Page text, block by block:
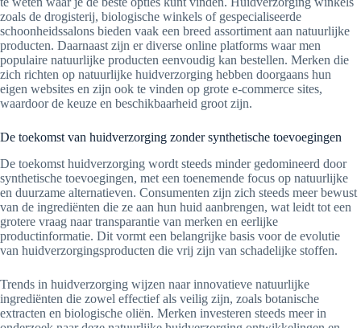
zoals de drogisterij, biologische winkels of gespecialiseerde
schoonheidssalons bieden vaak een breed assortiment aan natuurlijke
producten. Daarnaast zijn er diverse online platforms waar men
populaire natuurlijke producten eenvoudig kan bestellen. Merken die
zich richten op natuurlijke huidverzorging hebben doorgaans hun
eigen websites en zijn ook te vinden op grote e-commerce sites,
waardoor de keuze en beschikbaarheid groot zijn.
De toekomst van huidverzorging zonder synthetische toevoegingen
De toekomst huidverzorging wordt steeds minder gedomineerd door
synthetische toevoegingen, met een toenemende focus op natuurlijke
en duurzame alternatieven. Consumenten zijn zich steeds meer bewust
van de ingrediënten die ze aan hun huid aanbrengen, wat leidt tot een
grotere vraag naar transparantie van merken en eerlijke
productinformatie. Dit vormt een belangrijke basis voor de evolutie
van huidverzorgingsproducten die vrij zijn van schadelijke stoffen.
Trends in huidverzorging wijzen naar innovatieve natuurlijke
ingrediënten die zowel effectief als veilig zijn, zoals botanische
extracten en biologische oliën. Merken investeren steeds meer in